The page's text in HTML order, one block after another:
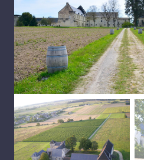
E-MAIL
CONTACT